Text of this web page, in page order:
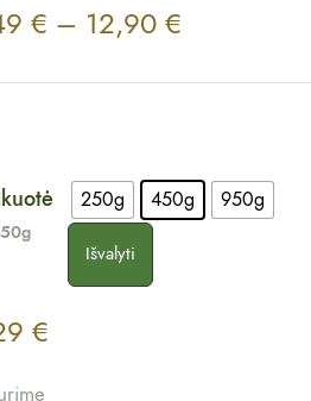
€ – 12,90€
250g 450g 950g
Išvalyti
€